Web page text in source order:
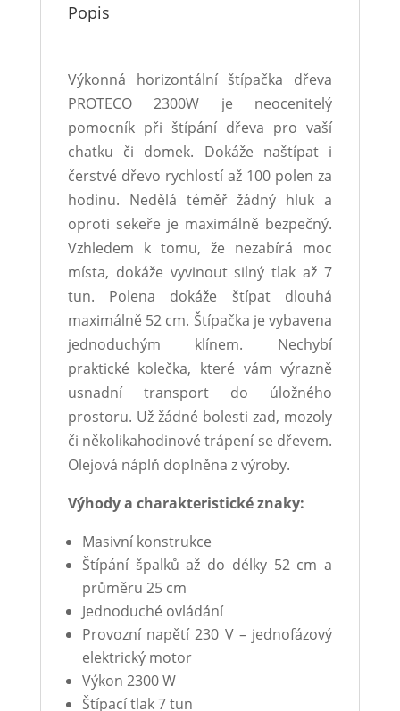
Popis
Výkonná horizontální štípačka dřeva
PROTECO 2300W je neocenitelý
pomocník při štípání dřeva pro vaší
chatku či domek. Dokáže naštípat i
čerstvé dřevo rychlostí až 100 polen za
hodinu. Nedělá téměř žádný hluk a
oproti sekeře je maximálně bezpečný.
Vzhledem k tomu, že nezabírá moc
místa, dokáže vyvinout silný tlak až 7
tun. Polena dokáže štípat dlouhá
maximálně 52 cm. Štípačka je vybavena
jednoduchým klínem. Nechybí
praktické kolečka, které vám výrazně
usnadní transport do úložného
prostoru. Už žádné bolesti zad, mozoly
či několikahodinové trápení se dřevem.
Olejová náplň doplněna z výroby.
Výhody a charakteristické znaky:
Masivní konstrukce
Štípání špalků až do délky 52 cm a
průměru 25 cm
Jednoduché ovládání
Provozní napětí 230 V – jednofázový
elektrický motor
Výkon 2300 W
Štípací tlak 7 tun